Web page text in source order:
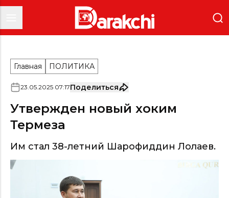
Главная ПОЛИТИКА
23.05.2025 07:17Поделиться
Утвержден новый хоким
Термеза
Им стал 38-летний Шарофиддин Лолаев.